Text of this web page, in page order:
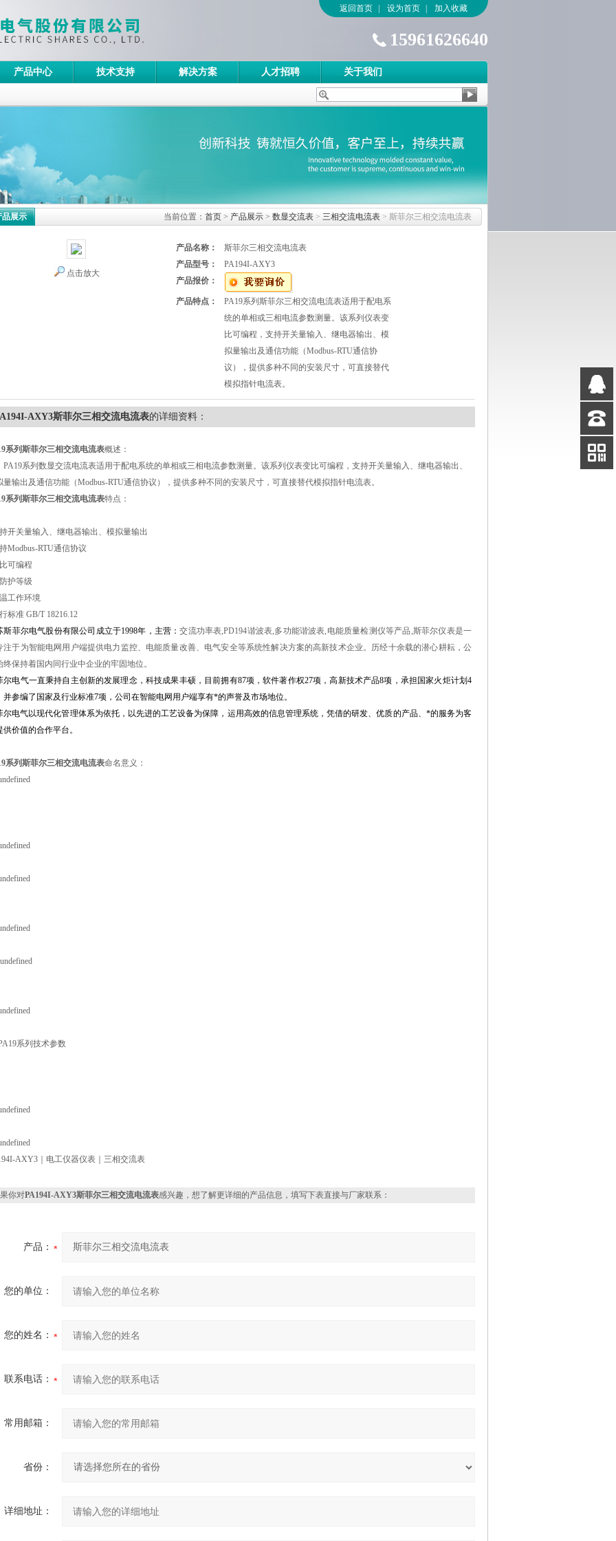
15961626640
返回首页 设为首页 加入收藏
产品中心 技术支持 解决方案 人才招聘 关于我们
品展示 当前位置： 首页 > 产品展示 > 数显交流表 > 三相交流电流表 > 斯菲尔三相交流电流表
点击放大
产品名称：
斯菲尔三相交流电流表
产品型号：
PA194I-AXY3
产品报价：
产品特点：
PA19系列斯菲尔三相交流电流表适用于配电系
统的单相或三相电流参数测量。该系列仪表变
比可编程，支持开关量输入、继电器输出、模
拟量输出及通信功能（Modbus-RTU通信协
议），提供多种不同的安装尺寸，可直接替代
模拟指针电流表。
AXY3斯菲尔三相交流电流表的详细资料：
系列斯菲尔三相交流电流表概述：
系列数显交流电流表适用于配电系统的单相或三相电流参数测量。该系列仪表变比可编程，支持开关量输入、继电器输出、
量输出及通信功能（Modbus-RTU通信协议），提供多种不同的安装尺寸，可直接替代模拟指针电流表。
系列斯菲尔三相交流电流表特点：
开关量输入、继电器输出、模拟量输出
Modbus-RTU通信协议
可编程
护等级
工作环境
标准 GB/T 18216.12
斯菲尔电气股份有限公司成立于1998年，主营：交流功率表,PD194谐波表,多功能谐波表,电能质量检测仪等产品,斯菲尔仪表是一
注于为智能电网用户端提供电力监控、电能质量改善、电气安全等系统性解决方案的高新技术企业。历经十余载的潜心耕耘，公
终保持着国内同行业中企业的牢固地位。
尔电气一直秉持自主创新的发展理念， 科技成果丰硕，目前拥有87项，软件著作权27项，高新技术产品8项，承担国家火炬计划4
并参编了国家及行业标准7项，公司在智能电网用户端享有*的声誉及市场地位。
尔电气以现代化管理体系为依托，以先进的工艺设备为保障，运用高效的信息管理系统，凭借的研发、优质的产品、*的服务为客
供价值的合作平台。
系列斯菲尔三相交流电流表命名意义：
AXY3｜电工仪器仪表｜三相交流表
你对PA194I-AXY3斯菲尔三相交流电流表感兴趣，想了解更详细的产品信息，填写下表直接与厂家联系：
产品：
您的单位：
您的姓名：
联系电话：
常用邮箱：
省份：
详细地址：
客服
电话